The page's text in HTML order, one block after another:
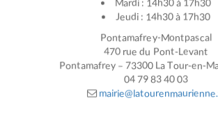
Mardi : 14h30 à 17h30
Jeudi : 14h30 à 17h30
Pontamafrey-Montpascal
470 rue du Pont-Levant
Pontamafrey – 73300 La Tour-en-
04 79 83 40 03